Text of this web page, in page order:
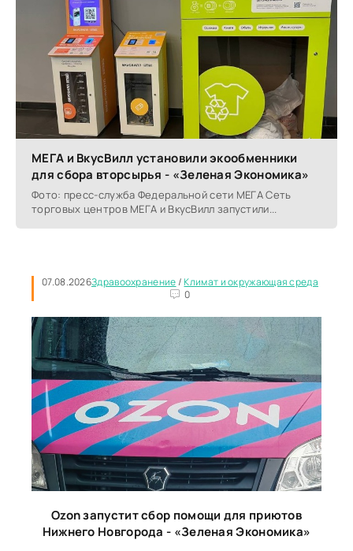
МЕГА и ВкусВилл установили экообменники
для сбора вторсырья - «Зеленая Экономика»
Фото: пресс-служба Федеральной сети МЕГА Сеть
торговых центров МЕГА и ВкусВилл запустили...
07.08.2026Здравоохранение/Климат и окружающая среда
0
Ozon запустит сбор помощи для приютов
Нижнего Новгорода - «Зеленая Экономика»